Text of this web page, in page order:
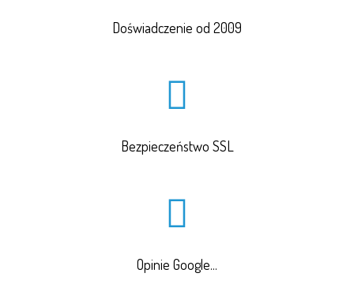
Doświadczenie od 2009
Bezpieczeństwo SSL
Opinie Google...